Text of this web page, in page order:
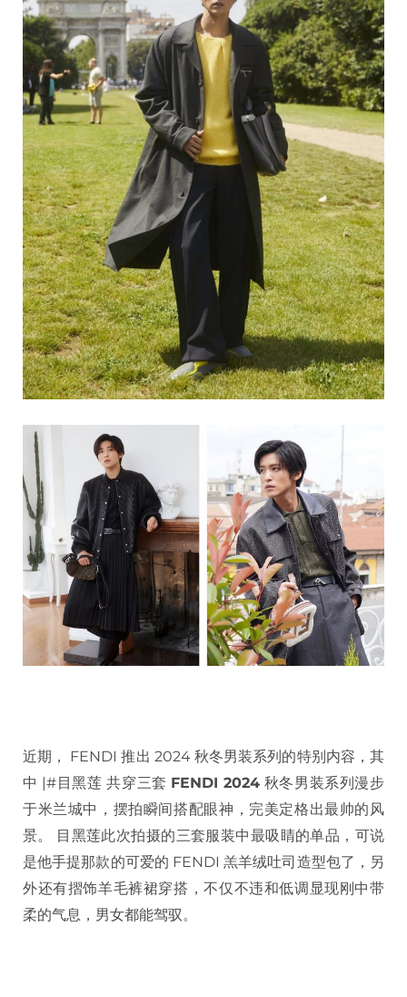
近期， FENDI 推出 2024 秋冬男装系列的特别内容，其
中 |#目黑莲 共穿三套 FENDI 2024 秋冬男装系列漫步
于米兰城中，摆拍瞬间搭配眼神，完美定格出最帅的风
景。 目黑莲此次拍摄的三套服装中最吸睛的单品，可说
是他手提那款的可爱的 FENDI 羔羊绒吐司造型包了，另
外还有摺饰羊毛裤裙穿搭，不仅不违和低调显现刚中带
柔的气息，男女都能驾驭。